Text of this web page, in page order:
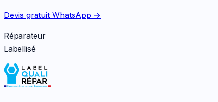
Devis gratuit WhatsApp →
Réparateur
Labellisé